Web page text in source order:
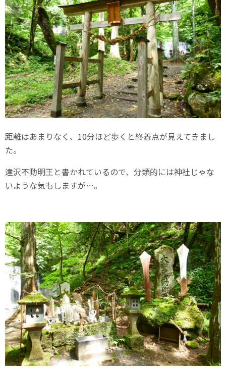
距離はあまりなく、10分ほど歩くと終着点が見えてきまし
た。
達沢不動明王と書かれているので、分類的には神社じゃな
いような気もしますが…。